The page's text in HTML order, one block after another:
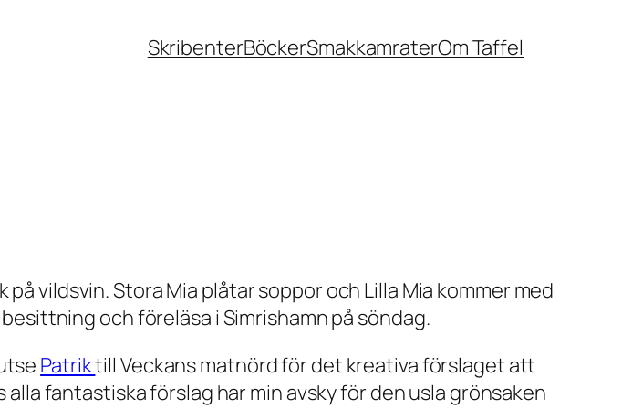
SkribenterBöckerSmakkamraterOm Taffel
vildsvin. Stora Mia plåtar soppor och Lilla Mia kommer med
och föreläsa i Simrishamn på söndag.
Patriktill Veckans matnörd för det kreativa förslaget att
fantastiska förslag har min avsky för den usla grönsaken